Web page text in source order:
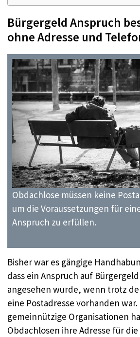
Bürgergeld Anspruch
ohne Adresse und
Obdachlose müssen keine
um die Voraussetzungen für
Anspruch zu erfüllen.
Bisher war es gängige
dass ein Anspruch auf
angesehen wurde, wenn trotz
eine Postadresse vorhanden war.
gemeinnützige Organisationen
Obdachlosen ihre Adresse für